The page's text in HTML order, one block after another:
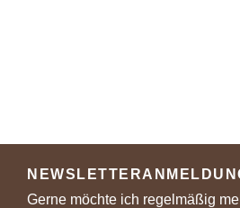
Gerne möchte ich regelmäßig